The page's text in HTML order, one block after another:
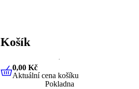
Košík
0,00 KčAktuální cena košíku
0,00 Kč
Aktuální cena košíku
Pokladna